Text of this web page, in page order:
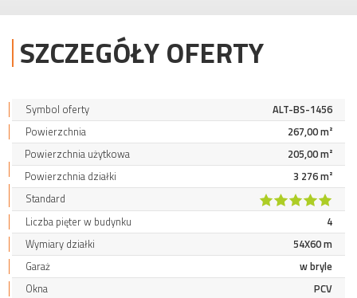
SZCZEGÓŁY OFERTY
Symbol oferty
ALT-BS-1456
Powierzchnia
267,00 m²
Powierzchnia użytkowa
205,00 m²
Powierzchnia działki
3 276 m²
Standard
Liczba pięter w budynku
4
Wymiary działki
54X60 m
Garaż
w bryle
Okna
PCV